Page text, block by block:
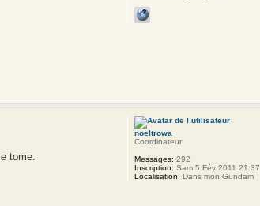
tome.
noeltrowa
Coordinateur
Messages: 292
Inscription: Sam 5 Fév 2011 21:37
Localisation: Dans mon Gundam